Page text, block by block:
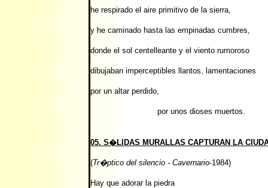
he respirado el aire primitivo de la sierra,
y he caminado hasta las empinadas cumbres,
donde el sol centelleante y el viento rumoroso
dibujaban imperceptibles llantos, lamentaciones
por un altar perdido,
por unos dioses muertos.
05. S�LIDAS MURALLAS CAPTURAN LA
(Tr�ptico del silencio - Cavernario-1984)
Hay que adorar la piedra